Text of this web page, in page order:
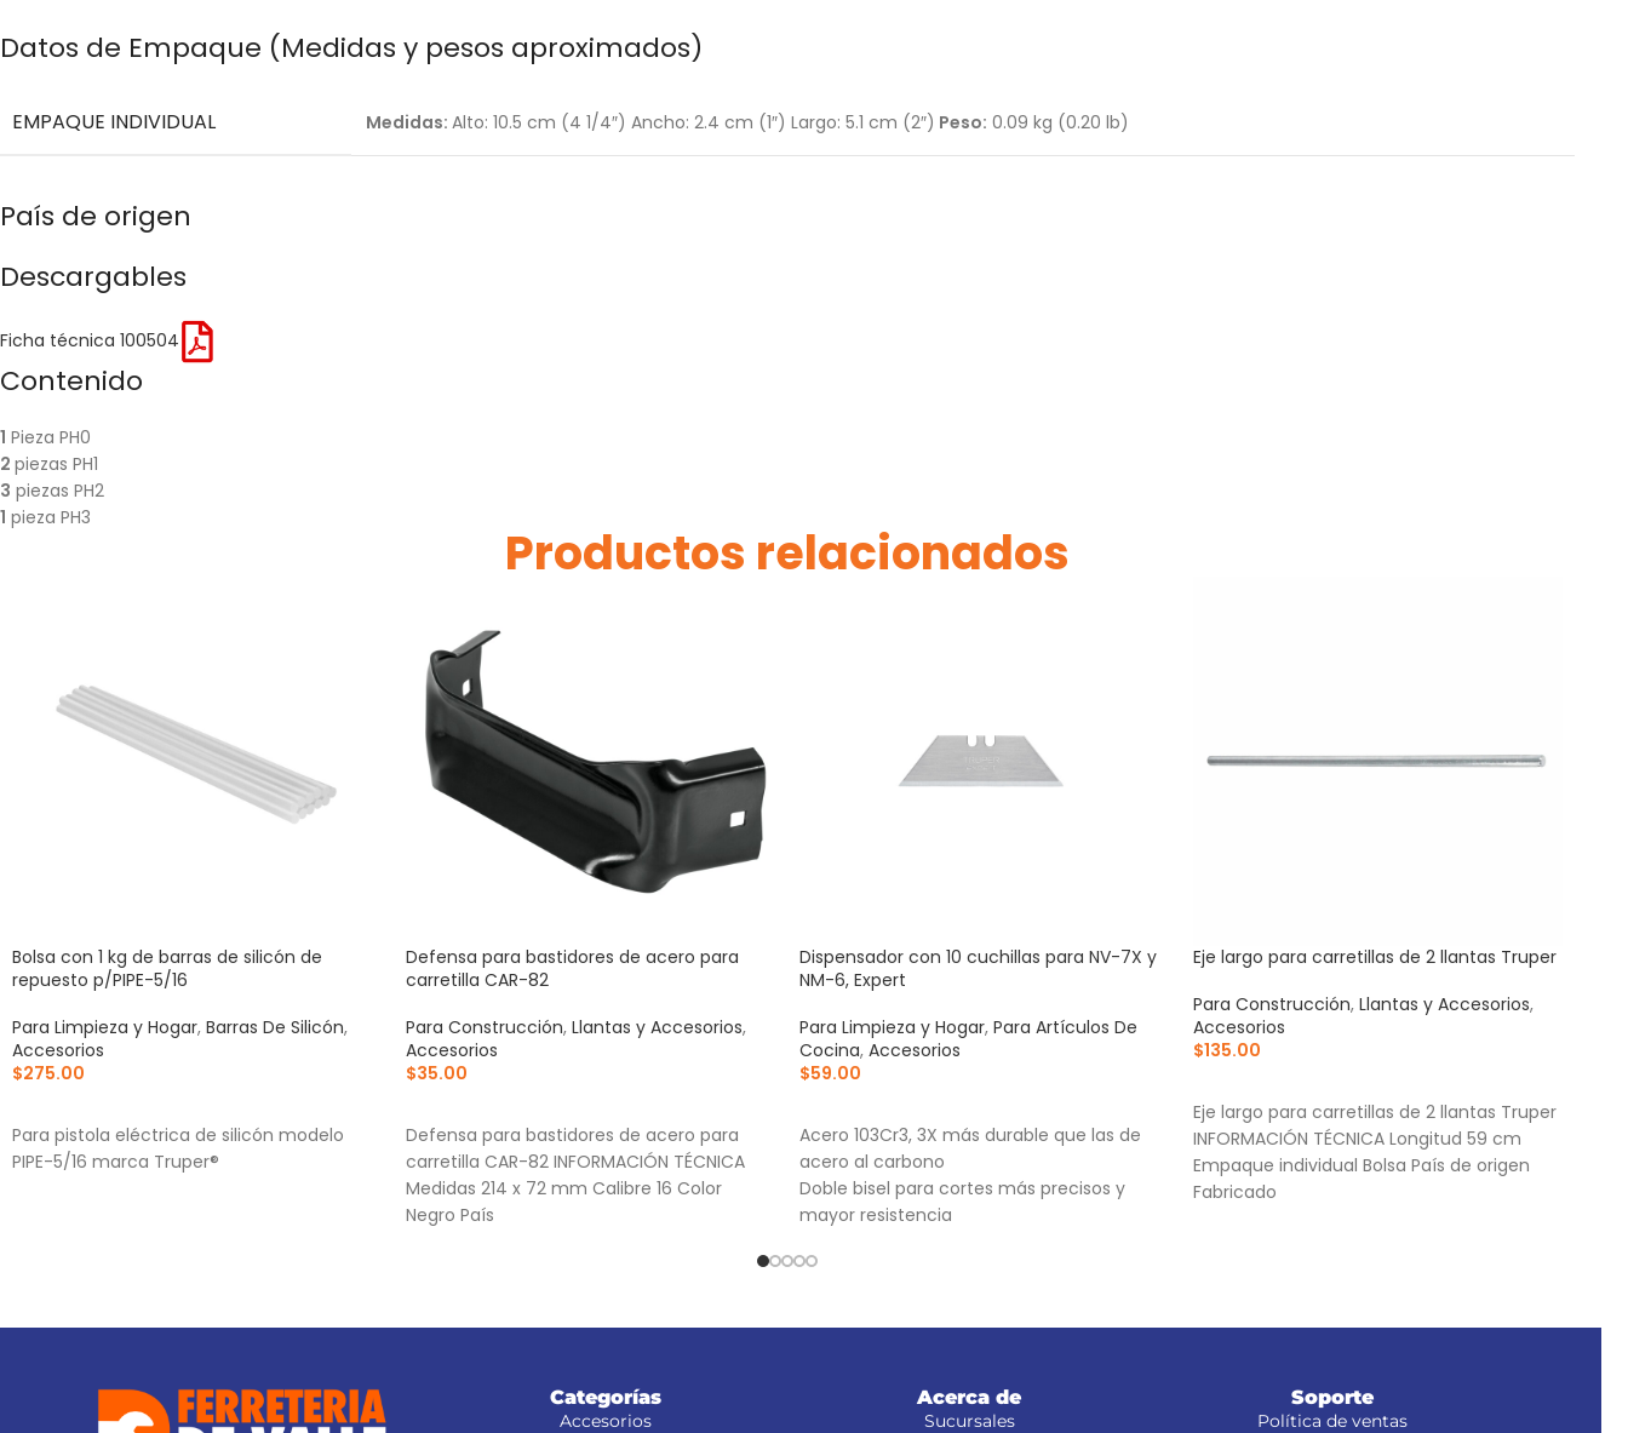
Datos de Empaque (Medidas y pesos aproximados)
EMPAQUE INDIVIDUAL Medidas: Alto: 10.5 cm (4 1/4″) Ancho: 2.4 cm (1″) Largo: 5.1 cm (2″) Peso: 0.09 kg (0.20 lb)
País de origen
Descargables
Ficha técnica 100504
Contenido
1 Pieza PH0
2 piezas PH1
3 piezas PH2
1 pieza PH3
Productos relacionados
Bolsa con 1 kg de barras de silicón de
repuesto p/PIPE-5/16
Para Limpieza y Hogar, Barras De Silicón,
Accesorios
$275.00
Para pistola eléctrica de silicón modelo
PIPE-5/16 marca Truper®
Defensa para bastidores de acero para
carretilla CAR-82
Para Construcción, Llantas y Accesorios,
Accesorios
$35.00
Defensa para bastidores de acero para
carretilla CAR-82 INFORMACIÓN TÉCNICA
Medidas 214 x 72 mm Calibre 16 Color
Negro País
Dispensador con 10 cuchillas para NV-7X y
NM-6, Expert
Para Limpieza y Hogar, Para Artículos De
Cocina, Accesorios
$59.00
Acero 103Cr3, 3X más durable que las de
acero al carbono
Doble bisel para cortes más precisos y
mayor resistencia
NV-6X
Eje largo para carretillas de 2 llantas Truper
Para Construcción, Llantas y Accesorios,
Accesorios
$135.00
Eje largo para carretillas de 2 llantas Truper
INFORMACIÓN TÉCNICA Longitud 59 cm
Empaque individual Bolsa País de origen
Fabricado
Categorías
Accesorios
Acerca de
Sucursales
Soporte
Política de ventas